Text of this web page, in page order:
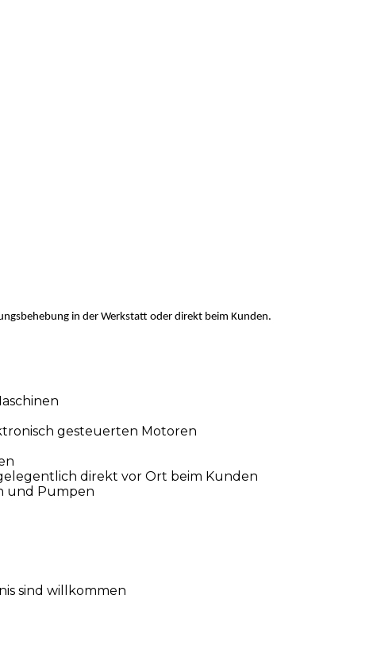
in der Werkstatt oder direkt beim Kunden.
gesteuerten Motoren
direkt vor Ort beim Kunden
und Pumpen
sind willkommen